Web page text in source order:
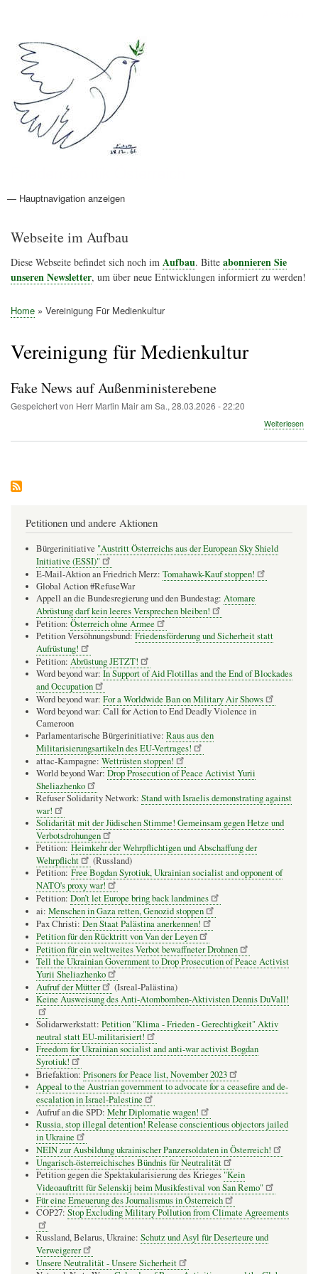
Hauptnavigation
— Hauptnavigation anzeigen
Aktionen
Friedensbewegung
Friedensprojekte
Home
Konflikte
Links
Narichtenlinks
News
Politik
Termine
Texte
Kunst
Friedensexperten
Friedensforschung
Friedensinitiativen
Friedensnachrichten
Webseite im Aufbau
Diese Webseite befindet sich noch im Aufbau. Bitte abonnieren Sie
unseren Newsletter, um über neue Entwicklungen informiert zu werden!
Home Vereinigung Für Medienkultur
Vereinigung für Medienkultur
Fake News auf Außenministerebene
Gespeichert von Herr Martin Mairam Sa., 28.03.2026 - 22:20
Weiterlesen
Petitionen und andere Aktionen
Bürgerinitiative "Austritt Österreichs aus der European Sky Shield
Initiative (ESSI)"
E-Mail-Aktion an Friedrich Merz: Tomahawk-Kauf stoppen!
Global Action #RefuseWar
Appell an die Bundesregierung und den Bundestag: Atomare
Abrüstung darf kein leeres Versprechen bleiben!
Petition: Österreich ohne Armee
Petition Versöhnungsbund: Friedensförderung und Sicherheit statt
Aufrüstung!
Petition: Abrüstung JETZT!
Word beyond war: In Support of Aid Flotillas and the End of Blockades
and Occupation
Word beyond war: For a Worldwide Ban on Military Air Shows
Word beyond war: Call for Action to End Deadly Violence in
Cameroon
Parlamentarische Bürgerinitiative: Raus aus den
Militarisierungsartikeln des EU-Vertrages!
attac-Kampagne: Wettrüsten stoppen!
World beyond War: Drop Prosecution of Peace Activist Yurii
Sheliazhenko
Refuser Solidarity Network: Stand with Israelis demonstrating against
war!
Solidarität mit der Jüdischen Stimme! Gemeinsam gegen Hetze und
Verbotsdrohungen
Petition: Heimkehr der Wehrpflichtigen und Abschaffung der
Wehrpflicht
(Russland)
Petition: Free Bogdan Syrotiuk, Ukrainian socialist and opponent of
NATO's proxy war!
Petition: Don’t let Europe bring back landmines
ai: Menschen in Gaza retten, Genozid stoppen
Pax Christi: Den Staat Palästina anerkennen!
Petition für den Rücktritt von Van der Leyen
Petition für ein weltweites Verbot bewaffneter Drohnen
Tell the Ukrainian Government to Drop Prosecution of Peace Activist
Yurii Sheliazhenko
Aufruf der Mütter
(Isreal-Palästina)
Keine Ausweisung des Anti-Atombomben-Aktivisten Dennis DuVall!
Solidarwerkstatt: Petition "Klima - Frieden - Gerechtigkeit" Aktiv
neutral statt EU-militarisiert!
Freedom for Ukrainian socialist and anti-war activist Bogdan
Syrotiuk!
Briefaktion: Prisoners for Peace list, November 2023
Appeal to the Austrian government to advocate for a ceasefire and de-
escalation in Israel-Palestine
Aufruf an die SPD: Mehr Diplomatie wagen!
Russia, stop illegal detention! Release conscientious objectors jailed
in Ukraine
NEIN zur Ausbildung ukrainischer Panzersoldaten in Österreich!
Ungarisch-österreichisches Bündnis für Neutralität
Petition gegen die Spektakularisierung des Krieges "Kein
Videoauftritt für Selenskij beim Musikfestival von San Remo"
Für eine Erneuerung des Journalismus in Österreich
COP27: Stop Excluding Military Pollution from Climate Agreements
Russland, Belarus, Ukraine: Schutz und Asyl für Deserteure und
Verweigerer
Unsere Neutralität - Unsere Sicherheit